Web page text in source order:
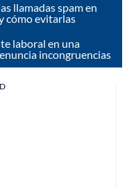
llamadas spam en
cómo evitarlas
laboral en una
incongruencias